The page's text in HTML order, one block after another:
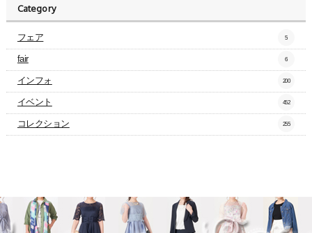
Category
フェア 5
fair 6
インフォ 200
イベント 452
コレクション 255